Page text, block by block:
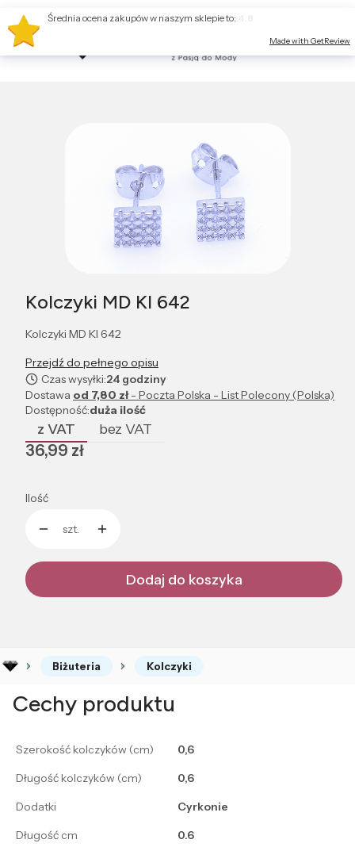
Kolczyki MD KI 642
Kolczyki MD KI 642
Przejdź do pełnego opisu
Czas wysyłki:24 godziny
Dostawa od 7,80 zł- Poczta Polska - List Polecony (Polska)
Dostępność:duża ilość
z VAT bez VAT
Cena
36,99 zł
Ilość
szt.
Dodaj do koszyka
Biżuteria Kolczyki
Cechy produktu
Szerokość kolczyków (cm)
0,6
Długość kolczyków (cm)
0,6
Dodatki
Cyrkonie
Długość cm
0.6
Średnia ocena zakupów w naszym sklepie to:
Made with GetReview